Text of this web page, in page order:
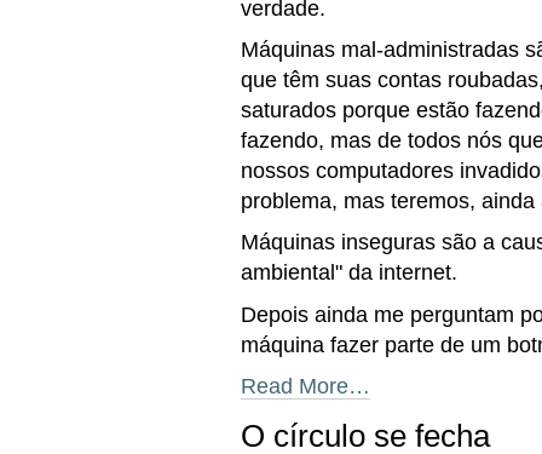
verdade.
Máquinas mal-administradas
que têm suas contas
saturados porque estão
fazendo, mas de todos nós
nossos computadores
problema, mas teremos,
Máquinas inseguras são a
ambiental" da internet.
Depois ainda me perguntam
máquina fazer parte de um
Read More…
O círculo se fecha